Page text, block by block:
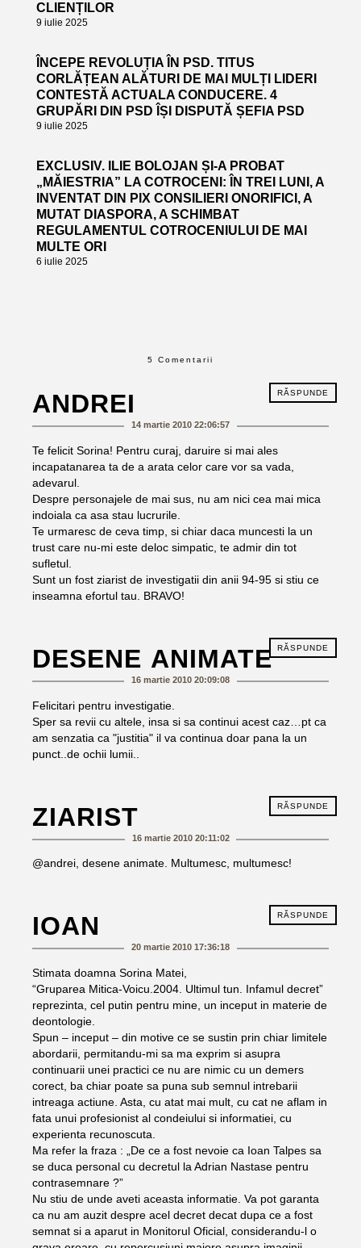
CLIENȚILOR
9 iulie 2025
ÎNCEPE REVOLUȚIA ÎN PSD. TITUS
CORLĂȚEAN ALĂTURI DE MAI MULȚI LIDERI
CONTESTĂ ACTUALA CONDUCERE. 4
GRUPĂRI DIN PSD ÎȘI DISPUTĂ ȘEFIA PSD
9 iulie 2025
EXCLUSIV. ILIE BOLOJAN ȘI-A PROBAT
„MĂIESTRIA” LA COTROCENI: ÎN TREI LUNI, A
INVENTAT DIN PIX CONSILIERI ONORIFICI, A
MUTAT DIASPORA, A SCHIMBAT
REGULAMENTUL COTROCENIULUI DE MAI
MULTE ORI
6 iulie 2025
5 Comentarii
RĂSPUNDE
ANDREI
14 martie 2010 22:06:57
Te felicit Sorina! Pentru curaj, daruire si mai ales
incapatanarea ta de a arata celor care vor sa vada,
adevarul.
Despre personajele de mai sus, nu am nici cea mai mica
indoiala ca asa stau lucrurile.
Te urmaresc de ceva timp, si chiar daca muncesti la un
trust care nu-mi este deloc simpatic, te admir din tot
sufletul.
Sunt un fost ziarist de investigatii din anii 94-95 si stiu ce
inseamna efortul tau. BRAVO!
RĂSPUNDE
DESENE ANIMATE
16 martie 2010 20:09:08
Felicitari pentru investigatie.
Sper sa revii cu altele, insa si sa continui acest caz…pt ca
am senzatia ca "justitia" il va continua doar pana la un
punct..de ochii lumii..
RĂSPUNDE
ZIARIST
16 martie 2010 20:11:02
@andrei, desene animate. Multumesc, multumesc!
RĂSPUNDE
IOAN
20 martie 2010 17:36:18
Stimata doamna Sorina Matei,
“Gruparea Mitica-Voicu.2004. Ultimul tun. Infamul decret”
reprezinta, cel putin pentru mine, un inceput in materie de
deontologie.
Spun – inceput – din motive ce se sustin prin chiar limitele
abordarii, permitandu-mi sa ma exprim si asupra
continuarii unei practici ce nu are nimic cu un demers
corect, ba chiar poate sa puna sub semnul intrebarii
intreaga actiune. Asta, cu atat mai mult, cu cat ne aflam in
fata unui profesionist al condeiului si informatiei, cu
experienta recunoscuta.
Ma refer la fraza : „De ce a fost nevoie ca Ioan Talpes sa
se duca personal cu decretul la Adrian Nastase pentru
contrasemnare ?”
Nu stiu de unde aveti aceasta informatie. Va pot garanta
ca nu am auzit despre acel decret decat dupa ce a fost
semnat si a aparut in Monitorul Oficial, considerandu-l o